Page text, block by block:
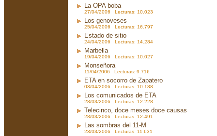
La OPA boba
27/04/2006 Lecturas: 10.023
Los genoveses
25/04/2006 Lecturas: 16.797
Estado de sitio
24/04/2006 Lecturas: 14.284
Marbella
19/04/2006 Lecturas: 10.027
Monseñora
11/04/2006 Lecturas: 9.716
ETA en socorro de Zapatero
03/04/2006 Lecturas: 10.188
Los comunicados de ETA
28/03/2006 Lecturas: 12.228
Telecinco, doce meses doce causas
28/03/2006 Lecturas: 12.491
Las sombras del 11-M
23/03/2006 Lecturas: 11.631